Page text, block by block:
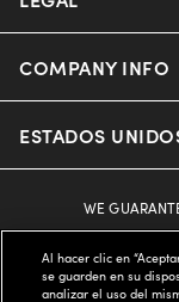
COMPANY INFO
ESTADOS
WE
Buy now, pay later
Al hacer clic en
se guarden en su
analizar el uso del